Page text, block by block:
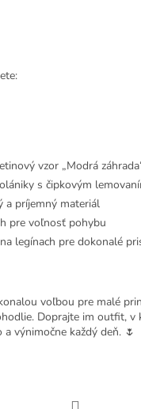
vzor „Modrá
s čipkovým
a príjemný materiál
pre voľnosť pohybu
legínach pre dokonalé
voľbou pre malé
Doprajte im outfit, v
výnimočne každý deň. 🌷